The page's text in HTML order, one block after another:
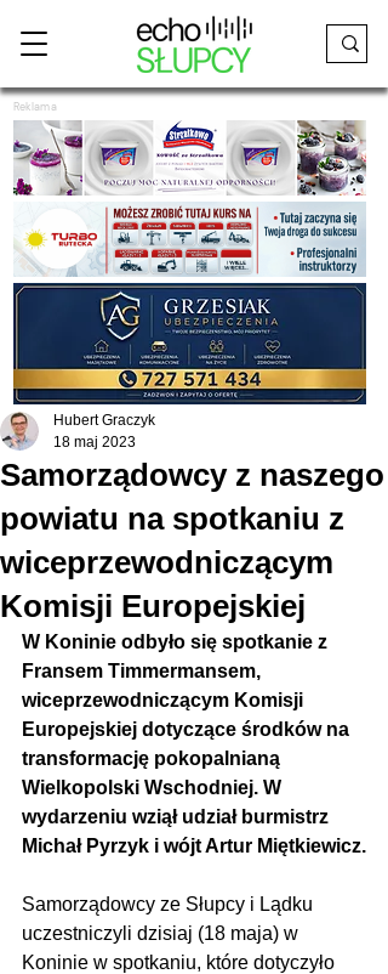
Reklama
Samorządowcy z naszego
powiatu na spotkaniu z
wiceprzewodniczącym
Komisji Europejskiej
Hubert Graczyk
18 maj 2023
W Koninie odbyło się spotkanie z
Fransem Timmermansem,
wiceprzewodniczącym Komisji
Europejskiej dotyczące środków na
transformację pokopalnianą
Wielkopolski Wschodniej. W
wydarzeniu wziął udział burmistrz
Michał Pyrzyk i wójt Artur Miętkiewicz.
Samorządowcy ze Słupcy i Lądku
uczestniczyli dzisiaj (18 maja) w
Koninie w spotkaniu, które dotyczyło